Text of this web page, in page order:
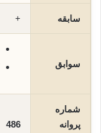
سابقه +
سوابق
شماره
پروانه
486